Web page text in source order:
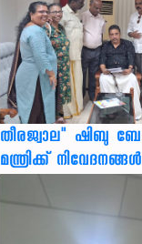
തീരജ്വാല" ഷിബു
മന്ത്രിക്ക് നിവേദനങ്ങള്‍